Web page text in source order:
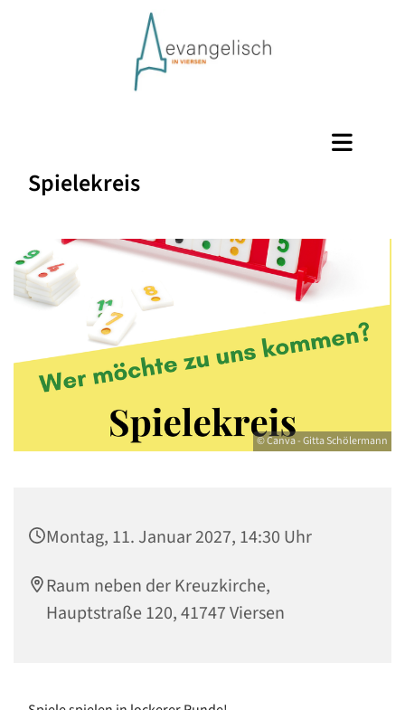
Spielekreis
© Canva - Gitta Schölermann
Montag, 11. Januar 2027, 14:30 Uhr
Raum neben der Kreuzkirche,
Hauptstraße 120, 41747 Viersen